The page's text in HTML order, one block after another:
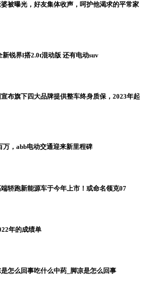
被曝光，好友集体收声，呵护他渴求的平常家
锐界l搭2.0t混动版 还有电动suv
布旗下四大品牌提供整车终身质保，2023年起
万，abb电动交通迎来新里程碑
轿跑新能源车于今年上市！或命名领克07
年的成绩单
是怎么回事吃什么中药_脚凉是怎么回事